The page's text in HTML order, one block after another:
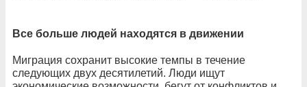
Все больше людей находятся в движении
Миграция сохранит высокие темпы в течение
следующих двух десятилетий. Люди ищут